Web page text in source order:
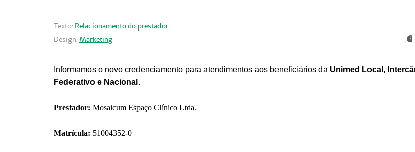
Texto: Relacionamento do prestador
Design: Marketing
Informamos o novo credenciamento para atendimentos aos beneficiários da Unimed Local,
Federativo e Nacional .
Prestador: Mosaicum Espaço Clínico Ltda.
Matrícula: 51004352-0